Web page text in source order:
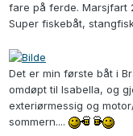
fare på ferde. Marsjfart
Super fiskebåt,
Det er min første båt i
omdøpt til Isabella, og
exteriørmessig og
sommern....